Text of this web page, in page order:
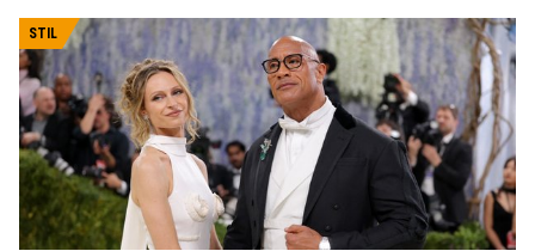
Janeiru, ko sta v zraku trčila dva helikopterja. V
nesreči je umrlo vseh šest ljudi na krovu obeh
plovil.
STIL